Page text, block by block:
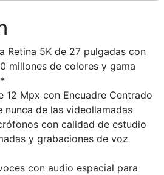
Retina 5K de 27 pulgadas con
millones de colores y gama
12 Mpx con Encuadre Centrado
nunca de las videollamadas
con calidad de estudio
y grabaciones de voz
con audio espacial para